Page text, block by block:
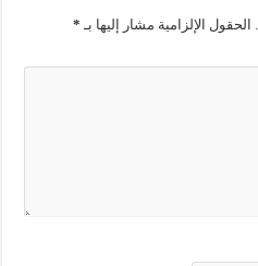
الحقول الإلزامية مشار إليها بـ *